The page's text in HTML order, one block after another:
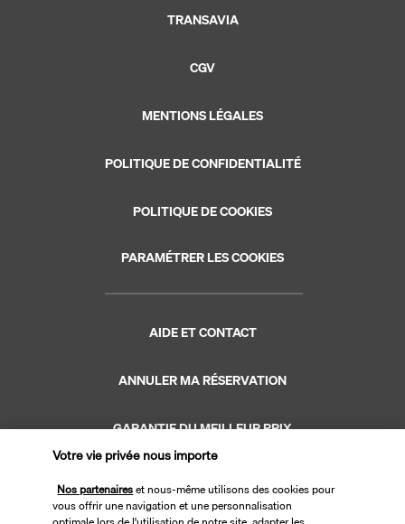
TRANSAVIA
CGV
MENTIONS LÉGALES
POLITIQUE DE CONFIDENTIALITÉ
POLITIQUE DE COOKIES
PARAMÉTRER LES COOKIES
AIDE ET CONTACT
ANNULER MA RÉSERVATION
GARANTIE DU MEILLEUR PRIX
Votre vie privée nous importe
Nos partenaireset nous-même utilisons des cookies pour
vous offrir une navigation et une personnalisation